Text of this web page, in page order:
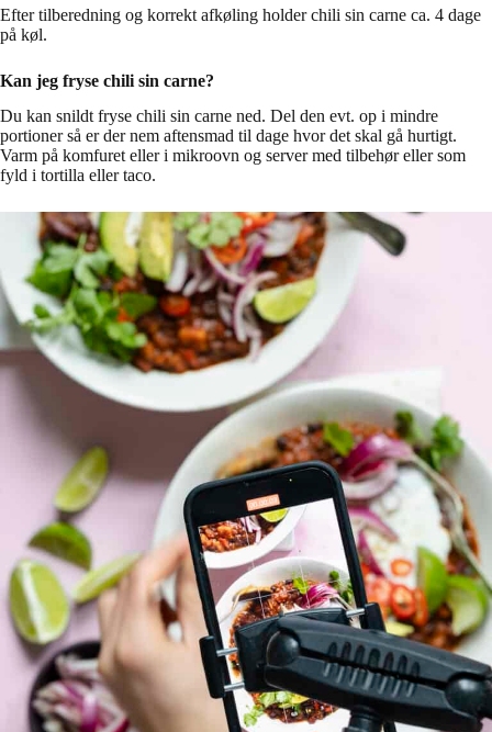
Efter tilberedning og korrekt afkøling holder chili sin carne ca. 4 dage
på køl.
Kan jeg fryse chili sin carne?
Du kan snildt fryse chili sin carne ned. Del den evt. op i mindre
portioner så er der nem aftensmad til dage hvor det skal gå hurtigt.
Varm på komfuret eller i mikroovn og server med tilbehør eller som
fyld i tortilla eller taco.